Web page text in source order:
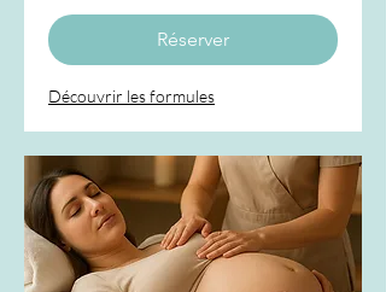
Réserver
Découvrir les formules